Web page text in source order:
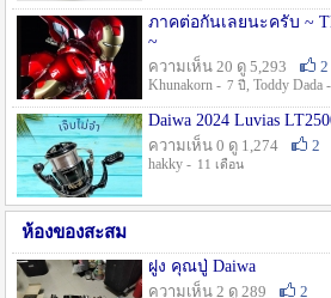
ภาคต่อกันเลยนะครับ ~
~
ความเห็น 20 ดู 5,293
2
Khunakorn - 7 ปี , Toddy Dada -
Daiwa 2024 Luvias
ความเห็น 0 ดู 1,274
2
hakky - 11 เดือน
ห้องของสะสม
ฝูง คุณปู่ Daiwa
ความเห็น 2 ดู 289
2